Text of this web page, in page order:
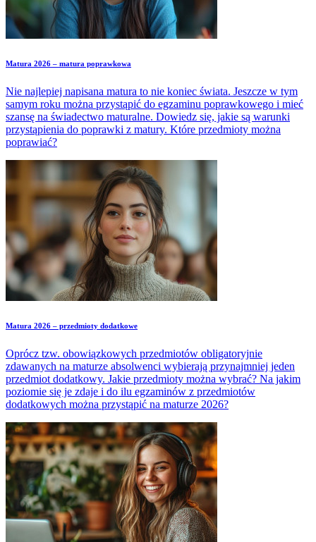
Matura 2026 – matura poprawkowa
Nie najlepiej napisana matura to nie koniec świata. Jeszcze w tym
samym roku można przystąpić do egzaminu poprawkowego i mieć
szansę na świadectwo maturalne. Dowiedz się, jakie są warunki
przystąpienia do poprawki z matury. Które przedmioty można
poprawiać?
Matura 2026 – przedmioty dodatkowe
Oprócz tzw. obowiązkowych przedmiotów obligatoryjnie
zdawanych na maturze absolwenci wybierają przynajmniej jeden
przedmiot dodatkowy. Jakie przedmioty można wybrać? Na jakim
poziomie się je zdaje i do ilu egzaminów z przedmiotów
dodatkowych można przystąpić na maturze 2026?